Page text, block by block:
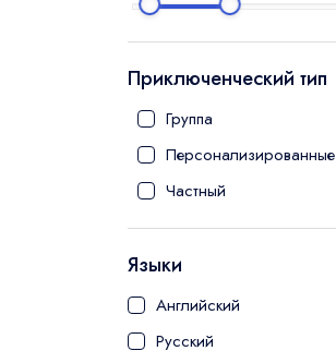
Приключенческий тип
Группа
Персонализированные
Частный
Языки
Английский
Русский